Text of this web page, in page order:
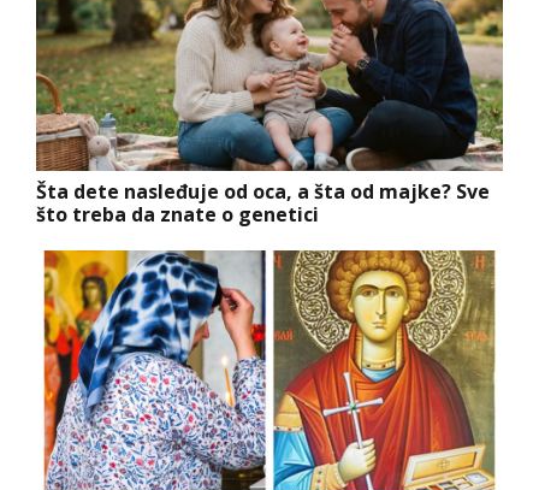
Šta dete nasleđuje od oca, a šta od majke? Sve
što treba da znate o genetici